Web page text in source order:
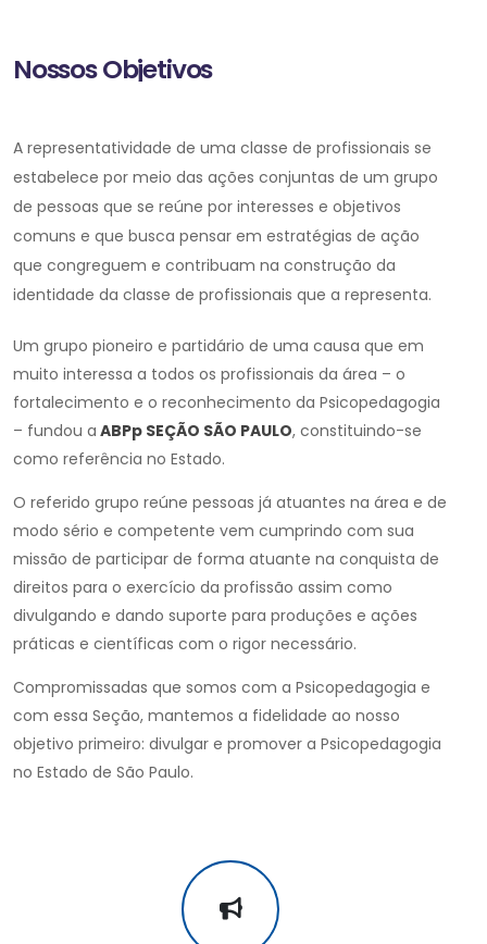
Nossos Objetivos
A representatividade de uma classe de profissionais se
estabelece por meio das ações conjuntas de um grupo
de pessoas que se reúne por interesses e objetivos
comuns e que busca pensar em estratégias de ação
que congreguem e contribuam na construção da
identidade da classe de profissionais que a representa.
Um grupo pioneiro e partidário de uma causa que em
muito interessa a todos os profissionais da área – o
fortalecimento e o reconhecimento da Psicopedagogia
– fundou a ABPp SEÇÃO SÃO PAULO, constituindo-se
como referência no Estado.
O referido grupo reúne pessoas já atuantes na área e de
modo sério e competente vem cumprindo com sua
missão de participar de forma atuante na conquista de
direitos para o exercício da profissão assim como
divulgando e dando suporte para produções e ações
práticas e científicas com o rigor necessário.
Compromissadas que somos com a Psicopedagogia e
com essa Seção, mantemos a fidelidade ao nosso
objetivo primeiro: divulgar e promover a Psicopedagogia
no Estado de São Paulo.